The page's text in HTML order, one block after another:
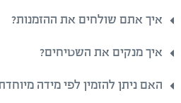
איך אתם שולחים את ההזמנות?
איך מנקים את השטיחים?
האם ניתן להזמין לפי מידה